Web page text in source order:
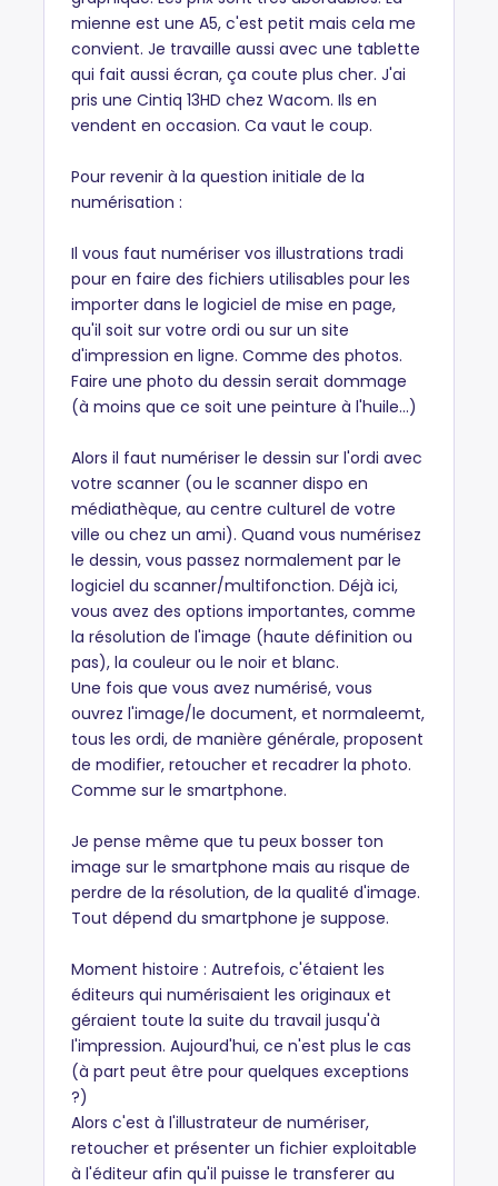
mienne est une A5, c'est petit mais cela me
convient. Je travaille aussi avec une tablette
qui fait aussi écran, ça coute plus cher. J'ai
pris une Cintiq 13HD chez Wacom. Ils en
vendent en occasion. Ca vaut le coup.
Pour revenir à la question initiale de la
numérisation :
Il vous faut numériser vos illustrations tradi
pour en faire des fichiers utilisables pour les
importer dans le logiciel de mise en page,
qu'il soit sur votre ordi ou sur un site
d'impression en ligne. Comme des photos.
Faire une photo du dessin serait dommage
(à moins que ce soit une peinture à l'huile...)
Alors il faut numériser le dessin sur l'ordi avec
votre scanner (ou le scanner dispo en
médiathèque, au centre culturel de votre
ville ou chez un ami). Quand vous numérisez
le dessin, vous passez normalement par le
logiciel du scanner/multifonction. Déjà ici,
vous avez des options importantes, comme
la résolution de l'image (haute définition ou
pas), la couleur ou le noir et blanc.
Une fois que vous avez numérisé, vous
ouvrez l'image/le document, et normaleemt,
tous les ordi, de manière générale, proposent
de modifier, retoucher et recadrer la photo.
Comme sur le smartphone.
Je pense même que tu peux bosser ton
image sur le smartphone mais au risque de
perdre de la résolution, de la qualité d'image.
Tout dépend du smartphone je suppose.
Moment histoire : Autrefois, c'étaient les
éditeurs qui numérisaient les originaux et
géraient toute la suite du travail jusqu'à
l'impression. Aujourd'hui, ce n'est plus le cas
(à part peut être pour quelques exceptions
?)
Alors c'est à l'illustrateur de numériser,
retoucher et présenter un fichier exploitable
à l'éditeur afin qu'il puisse le transferer au